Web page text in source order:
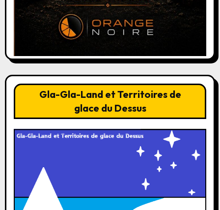
Gla-Gla-Land et Territoires de
glace du Dessus